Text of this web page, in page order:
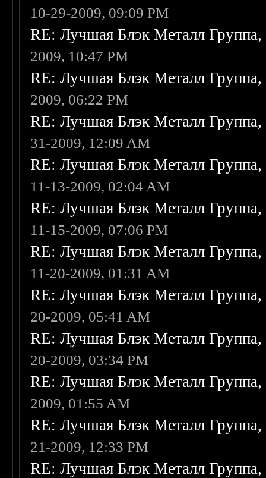
10-29-2009, 09:09 PM
RE: Лучшая Блэк Металл
2009, 10:47 PM
RE: Лучшая Блэк Металл
2009, 06:22 PM
RE: Лучшая Блэк Металл
31-2009, 12:09 AM
RE: Лучшая Блэк Металл
11-13-2009, 02:04 AM
RE: Лучшая Блэк Металл
11-15-2009, 07:06 PM
RE: Лучшая Блэк Металл
11-20-2009, 01:31 AM
RE: Лучшая Блэк Металл
20-2009, 05:41 AM
RE: Лучшая Блэк Металл
20-2009, 03:34 PM
RE: Лучшая Блэк Металл
2009, 01:55 AM
RE: Лучшая Блэк Металл
21-2009, 12:33 PM
RE: Лучшая Блэк Металл